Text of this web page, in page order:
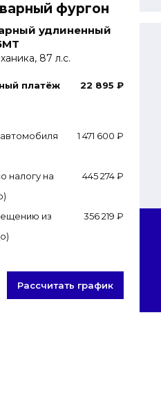
фургон
удлиненный
87 л.с.
платёж
22 895 ₽
1 471 600 ₽
налогу на
445 274 ₽
из
356 219 ₽
Рассчитать график